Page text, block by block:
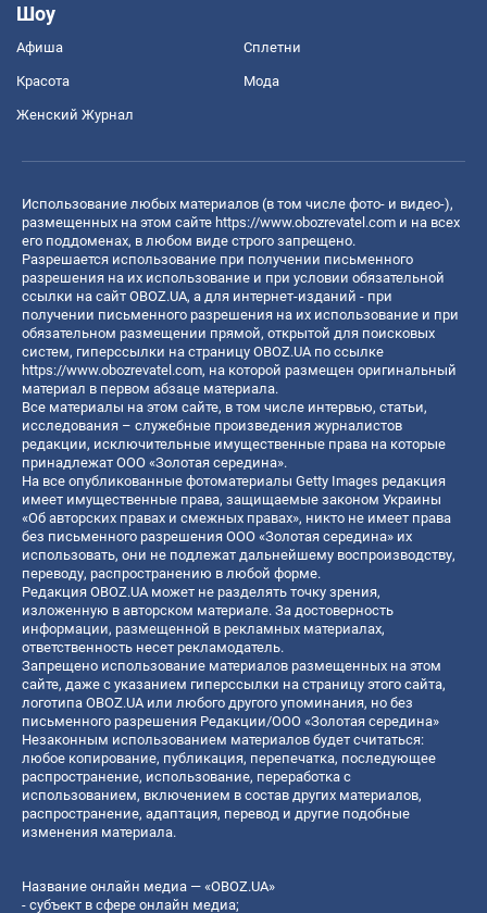
Шоу
Афиша Сплетни
Красота Мода
Женский Журнал
Использование любых материалов (в том числе фото- и видео-),
размещенных на этом сайте https://www.obozrevatel.com и на всех
его поддоменах, в любом виде строго запрещено.
Разрешается использование при получении письменного
разрешения на их использование и при условии обязательной
ссылки на сайт OBOZ.UA, а для интернет-изданий - при
получении письменного разрешения на их использование и при
обязательном размещении прямой, открытой для поисковых
систем, гиперссылки на страницу OBOZ.UA по ссылке
https://www.obozrevatel.com, на которой размещен оригинальный
материал в первом абзаце материала.
Все материалы на этом сайте, в том числе интервью, статьи,
исследования – служебные произведения журналистов
редакции, исключительные имущественные права на которые
принадлежат ООО «Золотая середина».
На все опубликованные фотоматериалы Getty Images редакция
имеет имущественные права, защищаемые законом Украины
«Об авторских правах и смежных правах», никто не имеет права
без письменного разрешения ООО «Золотая середина» их
использовать, они не подлежат дальнейшему воспроизводству,
переводу, распространению в любой форме.
Редакция OBOZ.UA может не разделять точку зрения,
изложенную в авторском материале. За достоверность
информации, размещенной в рекламных материалах,
ответственность несет рекламодатель.
Запрещено использование материалов размещенных на этом
сайте, даже с указанием гиперссылки на страницу этого сайта,
логотипа OBOZ.UA или любого другого упоминания, но без
письменного разрешения Редакции/ООО «Золотая середина»
Незаконным использованием материалов будет считаться:
любое копирование, публикация, перепечатка, последующее
распространение, использование, переработка с
использованием, включением в состав других материалов,
распространение, адаптация, перевод и другие подобные
изменения материала.
Название онлайн медиа — «OBOZ.UA»
- субъект в сфере онлайн медиа;